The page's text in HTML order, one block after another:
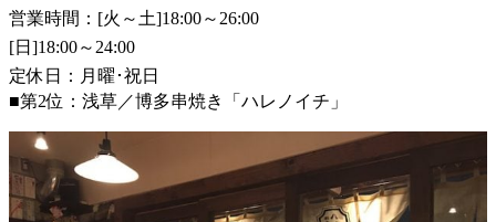
営業時間：[火～土]18:00～26:00
[日]18:00～24:00
定休日：月曜･祝日
■第2位：浅草／博多串焼き「ハレノイチ」